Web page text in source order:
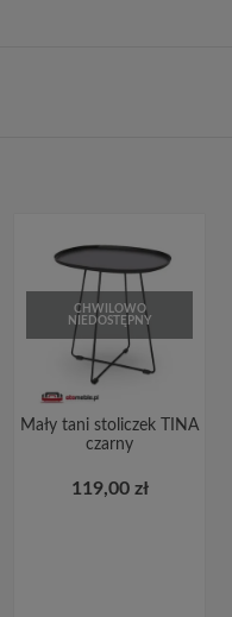
CHWILOWO
NIEDOSTĘPNY
Mały tani stoliczek TINA
czarny
119,00 zł